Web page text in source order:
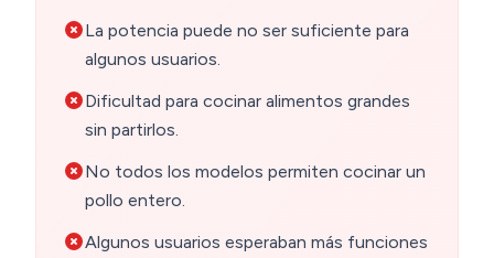
La potencia puede no ser suficiente para
algunos usuarios.
Dificultad para cocinar alimentos grandes
sin partirlos.
No todos los modelos permiten cocinar un
pollo entero.
Algunos usuarios esperaban más funciones